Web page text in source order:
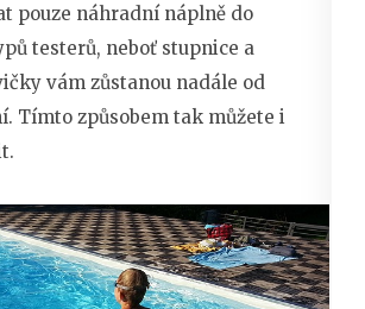
pouze náhradní náplně do
testerů, neboť stupnice a
vám zůstanou nadále od
Tímto způsobem tak můžete i